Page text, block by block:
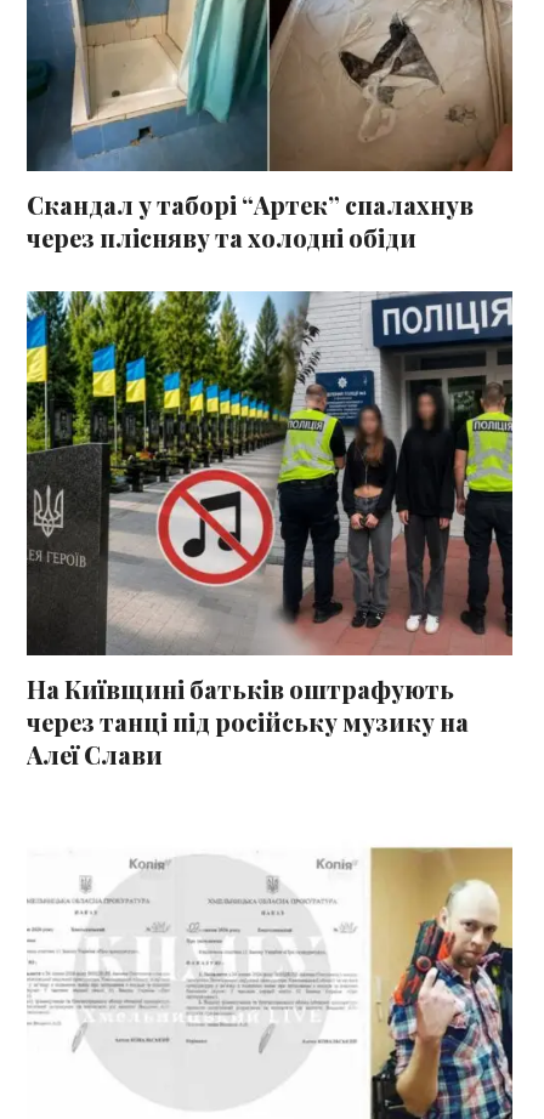
Скандал у таборі “Артек” спалахнув
через плісняву та холодні обіди
На Київщині батьків оштрафують
через танці під російську музику на
Алеї Слави